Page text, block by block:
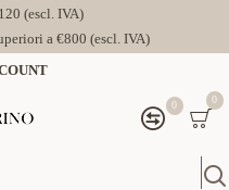
(escl. IVA)
a €800 (escl. IVA)
0 0